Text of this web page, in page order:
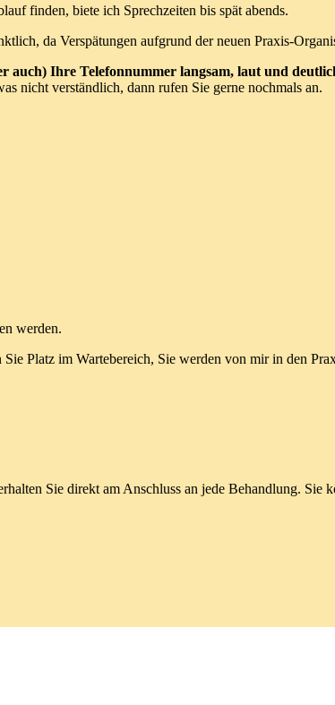
finden, biete ich Sprechzeiten bis spät abends.
da Verspätungen aufgrund der neuen Praxis-
auch) Ihre Telefonnummer langsam, laut und
nicht verständlich, dann rufen Sie gerne nochmals an.
werden.
Platz im Wartebereich, Sie werden von mir in den
Sie direkt am Anschluss an jede Behandlung. Sie